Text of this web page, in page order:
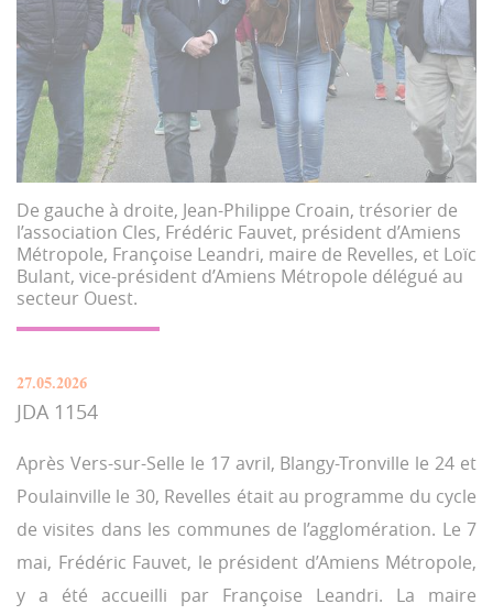
De gauche à droite, Jean-Philippe Croain, trésorier de
l’association Cles, Frédéric Fauvet, président d’Amiens
Métropole, Françoise Leandri, maire de Revelles, et Loïc
Bulant, vice-président d’Amiens Métropole délégué au
secteur Ouest.
27.05.2026
JDA 1154
Après Vers-sur-Selle le 17 avril, Blangy-Tronville le 24 et
Poulainville le 30, Revelles était au programme du cycle
de visites dans les communes de l’agglomération. Le 7
mai, Frédéric Fauvet, le président d’Amiens Métropole,
y a été accueilli par Françoise Leandri. La maire